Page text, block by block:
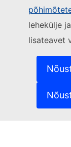
lehekülje
lisateavet
Jälgige
Võtke meiega
Teatage
Keeled meie
Isikuandmete
Õigusteave